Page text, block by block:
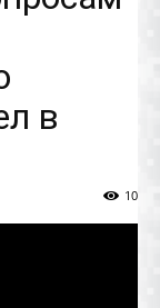
в
10